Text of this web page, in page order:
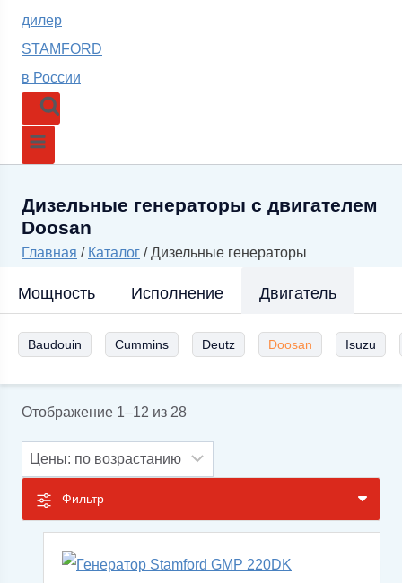
Дизельные генераторы с двигателем
Doosan
Главная / Каталог / Дизельные генераторы
Мощность Исполнение Двигатель
Baudouin Cummins Deutz Doosan Isuzu
Отображение 1–12 из 28Цены:
по
Фильтр